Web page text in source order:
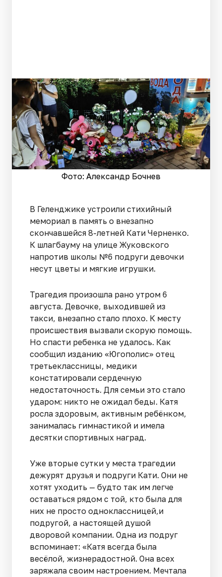
Фото: Александр Бочнев
В Геленджике устроили стихийный
мемориал в память о внезапно
скончавшейся 8-летней Кати Черненко.
К шлагбауму на улице Жуковского
напротив школы №6 подруги девочки
несут цветы и мягкие игрушки.
Трагедия произошла рано утром 6
августа. Девочке, выходившей из
такси, внезапно стало плохо. К месту
происшествия вызвали скорую помощь.
Но спасти ребенка не удалось. Как
сообщил изданию «Югополис» отец
третьеклассницы, медики
констатировали сердечную
недостаточность. Для семьи это стало
ударом: никто не ожидал беды. Катя
росла здоровым, активным ребёнком,
занималась гимнастикой и имела
десятки спортивных наград.
Уже вторые сутки у места трагедии
дежурят друзья и подруги Кати. Они не
хотят уходить — будто так им легче
оставаться рядом с той, кто была для
них не просто одноклассницей,и
подругой, а настоящей душой
дворовой компании. Одна из подруг
вспоминает: «Катя всегда была
весёлой, жизнерадостной. Она всех
заряжала своим настроением. Мечтала